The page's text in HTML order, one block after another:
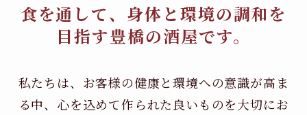
食を通して、身体と環境の調和を
目指す豊橋の酒屋です。
私たちは、お客様の健康と環境への意識が高ま
る中、 心を込めて作られた良いものを大切にお